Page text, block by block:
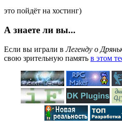
это пойдёт на хостинг)
А знаете ли вы...
Если вы играли вЛегенду о
свою зрительную память в этом